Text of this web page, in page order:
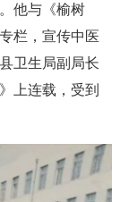
他与《榆树
栏，宣传中医
卫生局副局长
上连载，受到